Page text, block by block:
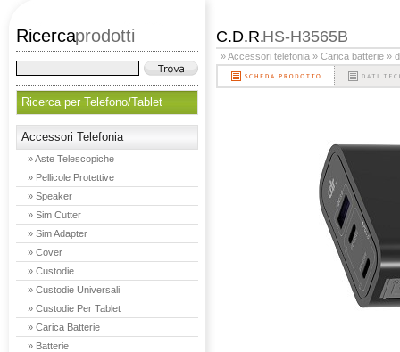
Ricercaprodotti
Ricerca per Telefono/Tablet
Accessori Telefonia
» Aste Telescopiche
» Pellicole Protettive
» Speaker
» Sim Cutter
» Sim Adapter
» Cover
» Custodie
» Custodie Universali
» Custodie Per Tablet
» Carica Batterie
» Batterie
C.D.R.HS-H3565B
» Accessori telefonia » Carica batterie »